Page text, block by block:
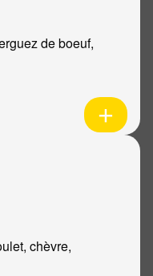
de boeuf,
chèvre,